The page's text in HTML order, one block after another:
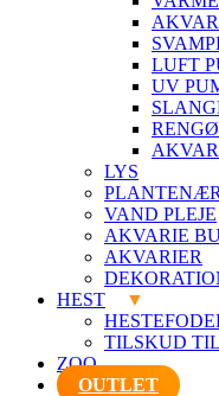
LUFT
UV
LYS
VAND PLEJE
AKVARIE
AKVARIER
HEST
TILSKUD
ZOO
OUTLET